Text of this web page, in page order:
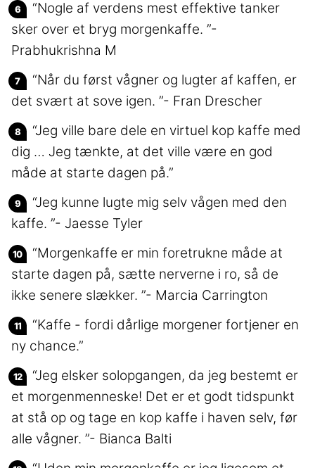
“Nogle af verdens mest effektive tanker
sker over et bryg morgenkaffe. ”-
Prabhukrishna M
“Når du først vågner og lugter af kaffen, er
det svært at sove igen. ”- Fran Drescher
“Jeg ville bare dele en virtuel kop kaffe med
dig … Jeg tænkte, at det ville være en god
måde at starte dagen på.”
“Jeg kunne lugte mig selv vågen med den
kaffe. ”- Jaesse Tyler
“Morgenkaffe er min foretrukne måde at
starte dagen på, sætte nerverne i ro, så de
ikke senere slækker. ”- Marcia Carrington
“Kaffe - fordi dårlige morgener fortjener en
ny chance.”
“Jeg elsker solopgangen, da jeg bestemt er
et morgenmenneske! Det er et godt tidspunkt
at stå op og tage en kop kaffe i haven selv, før
alle vågner. ”- Bianca Balti